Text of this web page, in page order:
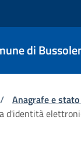
di
pane
/ Anagrafe e
d'identità